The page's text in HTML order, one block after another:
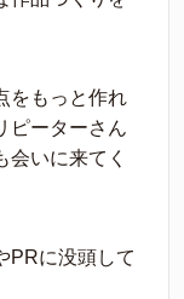
をもっと作れ
ピーターさん
会いに来てく
PRに没頭して